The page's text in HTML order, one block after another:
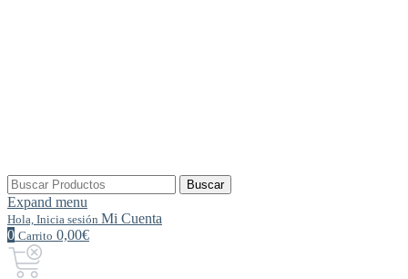
Buscar
por:
Buscar
Expand menu
Hola, Inicia sesión Mi Cuenta
0 Carrito 0,00€